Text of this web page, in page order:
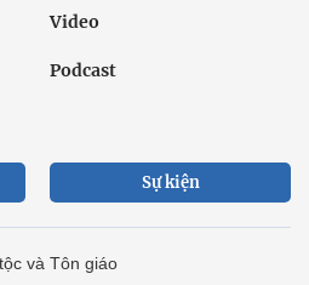
Video
Podcast
Sự kiện
và Tôn giáo